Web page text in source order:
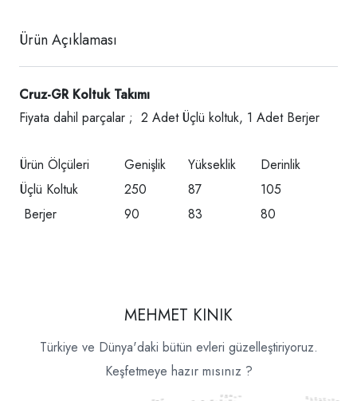
Ürün Açıklaması
Cruz-GR Koltuk Takımı
Fiyata dahil parçalar ; 2 Adet Üçlü koltuk, 1 Adet Berjer
Ürün Ölçüleri Genişlik Yükseklik
Derinlik
Üçlü Koltuk
250 87
105
Berjer
90 83 80
MEHMET KINIK
Türkiye ve Dünya'daki bütün evleri güzelleştiriyoruz.
Keşfetmeye hazır mısınız ?